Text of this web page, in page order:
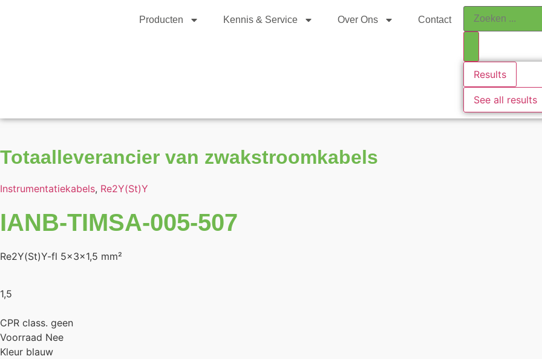
Producten Kennis & Service Over Ons Contact
Results
See all results
Totaalleverancier van zwakstroomkabels
Instrumentatiekabels, Re2Y(St)Y
IANB-TIMSA-005-507
Re2Y(St)Y-fl 5x3x1,5 mm²
1,5
CPR class. geen
Voorraad Nee
Kleur blauw